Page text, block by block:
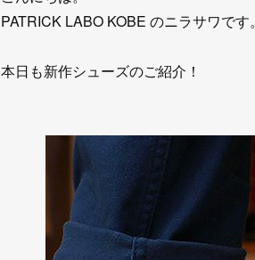
PATRICK LABO KOBE のニラサワです。
本日も新作シューズのご紹介！